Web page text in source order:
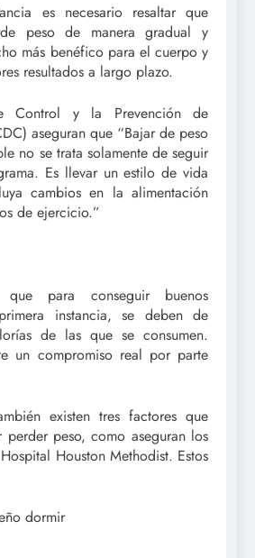
es necesario resaltar que
peso de manera gradual y
más benéfico para el cuerpo y
resultados a largo plazo.
Control y la Prevención de
aseguran que “Bajar de peso
no se trata solamente de seguir
Es llevar un estilo de vida
cambios en la alimentación
de ejercicio.”
para conseguir buenos
instancia, se deben de
de las que se consumen.
un compromiso real por parte
existen tres factores que
perder peso, como aseguran los
Houston Methodist. Estos
dormir